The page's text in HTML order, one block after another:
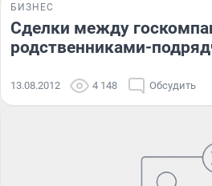
БИЗНЕС
Сделки между
родственниками-
13.08.2012 4 148 Обсудить